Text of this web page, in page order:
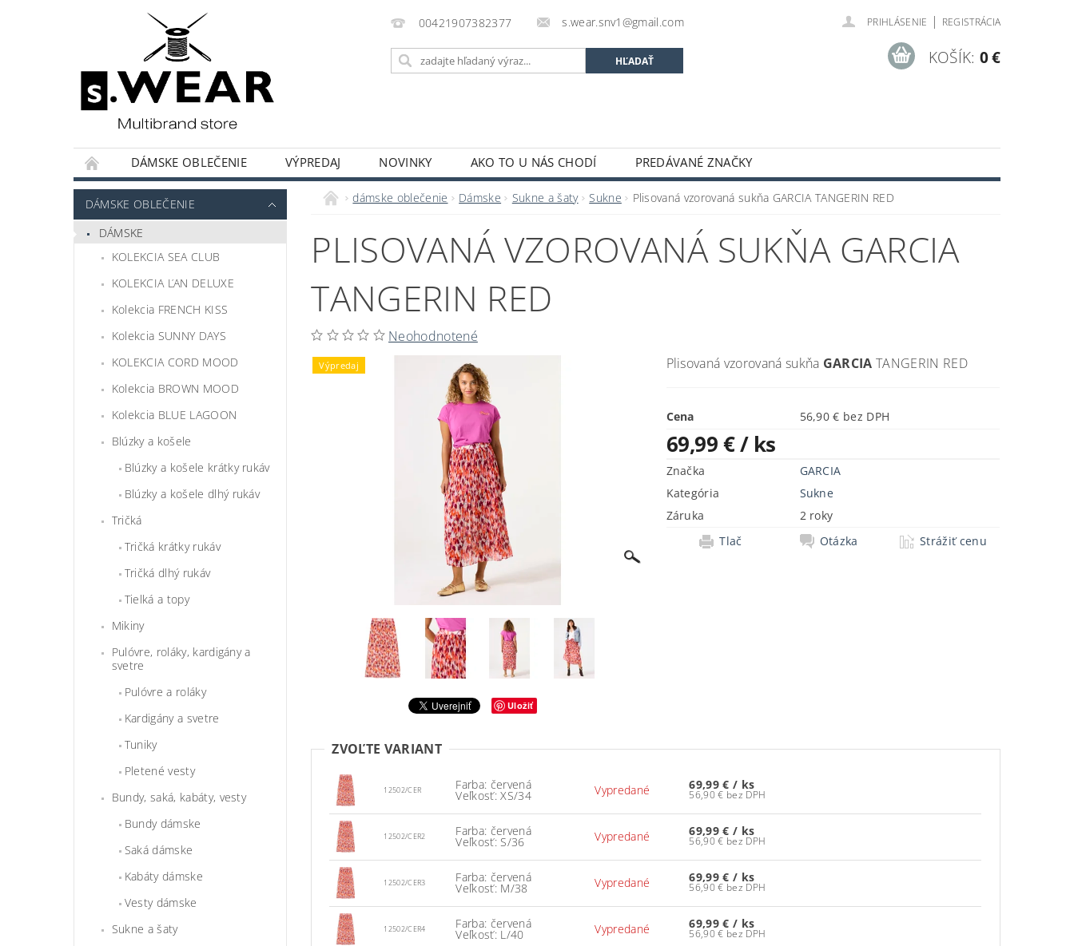
00421907382377 s.wear.snv1@gmail.com PRIHLÁSENIE | REGISTRÁCIA
KOŠÍK: 0 €
DÁMSKE OBLEČENIE VÝPREDAJ NOVINKY AKO TO U NÁS CHODÍ
PREDÁVANÉ ZNAČKY
KOLEKCIE KAPSULOVÝ ŠATNÍK
HODNOTENIE OBCHODU KONTAKTY O S.WEAR OBCHODNÉ PODMIENKY
DÁMSKE OBLEČENIE
DÁMSKE
KOLEKCIA SEA CLUB
KOLEKCIA ĽAN DELUXE
Kolekcia FRENCH KISS
Kolekcia SUNNY DAYS
KOLEKCIA CORD MOOD
Kolekcia BROWN MOOD
Kolekcia BLUE LAGOON
Blúzky a košele
Blúzky a košele krátky rukáv
Blúzky a košele dlhý rukáv
Tričká
Tričká krátky rukáv
Tričká dlhý rukáv
Tielká a topy
Mikiny
Pulóvre, roláky, kardigány a
svetre
Pulóvre a roláky
Kardigány a svetre
Tuniky
Pletené vesty
Bundy, saká, kabáty, vesty
Bundy dámske
Saká dámske
Kabáty dámske
Vesty dámske
Sukne a šaty
dámske oblečenie Dámske Sukne a šaty Sukne Plisovaná vzorovaná sukňa GARCIA TANGERIN RED
PLISOVANÁ VZOROVANÁ SUKŇA GARCIA
TANGERIN RED
Neohodnotené
Výpredaj
Uložiť
Plisovaná vzorovaná sukňa GARCIA TANGERIN RED
Cena 56,90 € bez DPH
69,99 €/ ks
Značka
GARCIA
Kategória
Sukne
Záruka
2 roky
Tlač
Otázka Strážiť cenu
ZVOĽTE VARIANT
12502/CER Farba: červená
Veľkosť: XS/34 Vypredané 69,99 € / ks
56,90 € bez DPH
12502/CER2 Farba: červená
Veľkosť: S/36 Vypredané 69,99 € / ks
56,90 € bez DPH
12502/CER3 Farba: červená
Veľkosť: M/38 Vypredané 69,99 € / ks
56,90 € bez DPH
12502/CER4 Farba: červená
Veľkosť: L/40 Vypredané 69,99 € / ks
56,90 € bez DPH